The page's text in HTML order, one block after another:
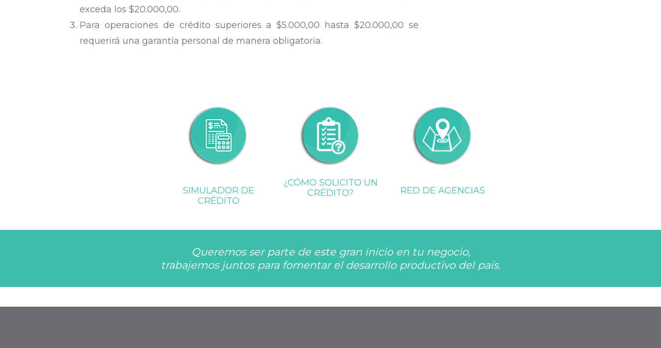
exceda los $20.000,00.
Para operaciones de crédito superiores a $5.000,00 hasta $20.000,00 se
requerirá una garantía personal de manera obligatoria.
SIMULADOR DE
CRÉDITO
¿CÓMO SOLICITO UN
CRÉDITO?
RED DE AGENCIAS
Queremos ser parte de este gran inicio en tu negocio,
trabajemos juntos para fomentar el desarrollo productivo del país.